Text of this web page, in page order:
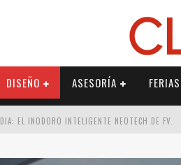
DISEÑO ASESORÍA FERIAS
EL INODORO INTELIGENTE NEOTECH DE FV.
PASO FIRME